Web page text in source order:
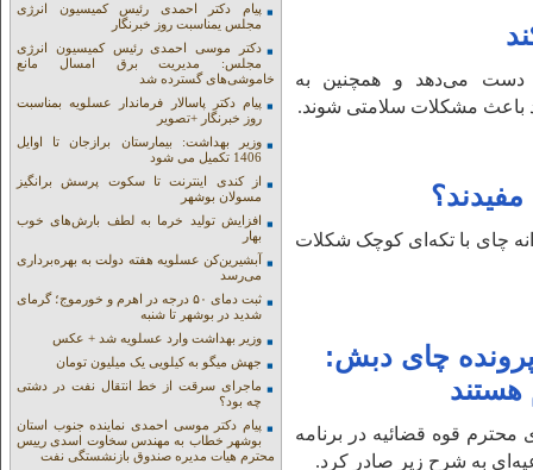
دست می‌دهد و همچنین به
باعث مشکلات سلامتی شوند.
چای با تکه‌ای کوچک شکلات
چای دبش:
هستند
قوه قضائیه در برنامه
پیام دکتر احمدی رئیس کمیسیون انرژی
مجلس یمناسبت روز خبرنگار
دکتر موسی احمدی رئیس کمیسیون انرژی
مجلس: مدیریت برق امسال مانع
خاموشی‌های گسترده شد
پیام دکتر پاسالار فرماندار عسلویه بمناسبت
روز خبرنگار +تصویر
وزیر بهداشت: بیمارستان برازجان تا اوایل
1406 تکمیل می شود
از کندی اینترنت تا سکوت پرسش برانگیز
مسولان بوشهر
افزایش تولید خرما به لطف بارش‌های خوب
بهار
آبشیرین‌کن عسلویه هفته دولت به بهره‌برداری
می‌رسد
ثبت دمای ۵۰ درجه در اهرم و خورموج؛ گرمای
شدید در بوشهر تا شنبه
وزیر بهداشت وارد عسلویه شد + عکس
جهش میگو به کیلویی یک میلیون تومان
ماجرای سرقت از خط انتقال نفت در دشتی
چه بود؟
پیام دکتر موسی احمدی نماینده جنوب استان
بوشهر خطاب به مهندس سخاوت اسدی رییس
محترم هیات مدیره صندوق بازنشستگی نفت